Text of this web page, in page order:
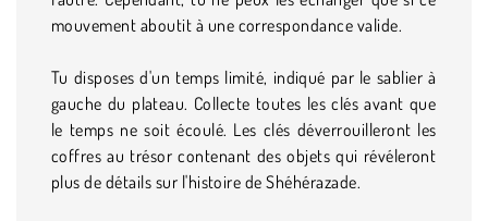
mouvement aboutit à une correspondance valide.
Tu disposes d'un temps limité, indiqué par le sablier à
gauche du plateau. Collecte toutes les clés avant que
le temps ne soit écoulé. Les clés déverrouilleront les
coffres au trésor contenant des objets qui révéleront
plus de détails sur l'histoire de Shéhérazade.